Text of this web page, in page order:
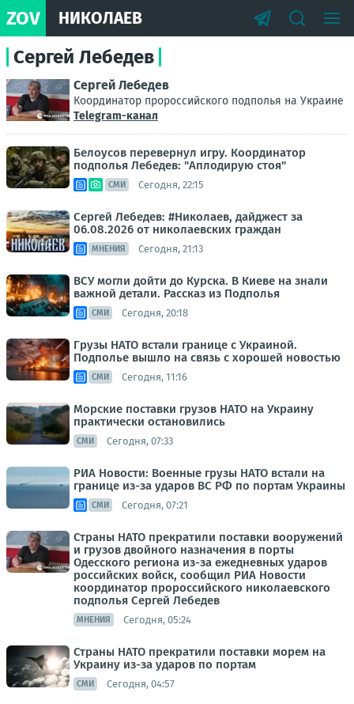
ZOV НИКОЛАЕВ
Сергей Лебедев
Сергей Лебедев
Координатор пророссийского подполья на Украине
Telegram-канал
Белоусов перевернул игру. Координатор
подполья Лебедев: "Аплодирую стоя"
СМИ Сегодня, 22:15
Сергей Лебедев: #Николаев, дайджест за
06.08.2026 от николаевских граждан
МНЕНИЯ Сегодня, 21:13
ВСУ могли дойти до Курска. В Киеве на знали
важной детали. Рассказ из Подполья
СМИ Сегодня, 20:18
Грузы НАТО встали границе с Украиной.
Подполье вышло на связь с хорошей новостью
СМИ Сегодня, 11:16
Морские поставки грузов НАТО на Украину
практически остановились
СМИ Сегодня, 07:33
РИА Новости: Военные грузы НАТО встали на
границе из-за ударов ВС РФ по портам Украины
СМИ Сегодня, 07:21
Страны НАТО прекратили поставки вооружений
и грузов двойного назначения в порты
Одесского региона из-за ежедневных ударов
российских войск, сообщил РИА Новости
координатор пророссийского николаевского
подполья Сергей Лебедев
МНЕНИЯ Сегодня, 05:24
Страны НАТО прекратили поставки морем на
Украину из-за ударов по портам
СМИ Сегодня, 04:57